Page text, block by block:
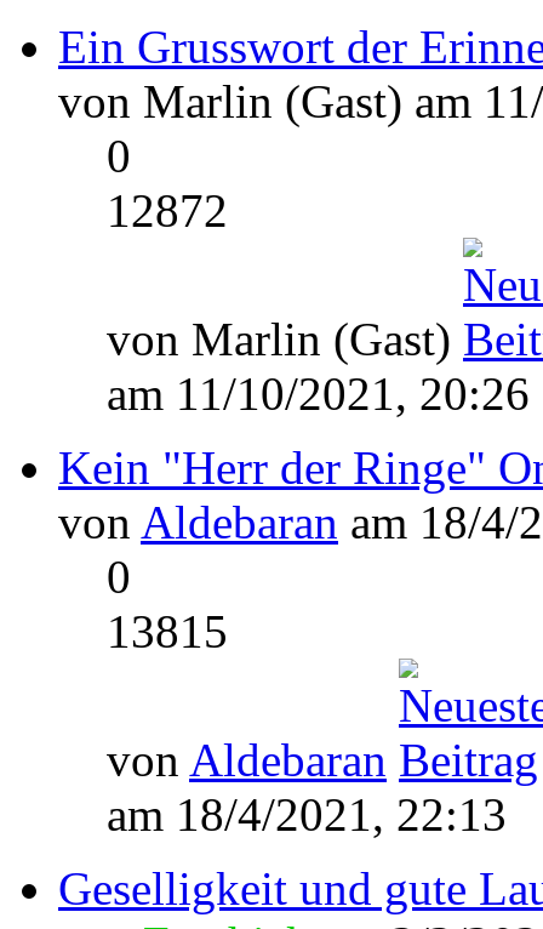
Ein Grusswort der
von Marlin (Gast) am
0
12872
von Marlin (Gast)
am 11/10/2021, 20:26
Kein "Herr der Ringe"
von Aldebaran am 18/4/
0
13815
von Aldebaran
am 18/4/2021, 22:13
Geselligkeit und gute